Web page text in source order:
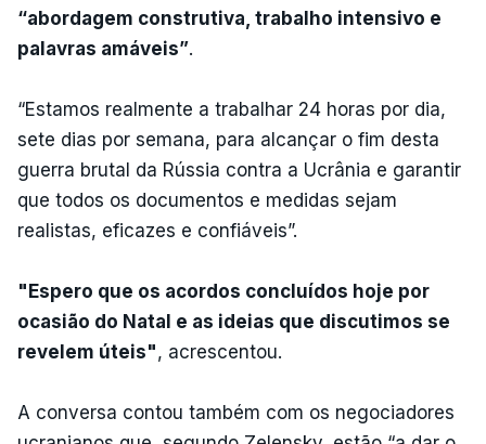
“abordagem construtiva, trabalho intensivo e
palavras amáveis”.
“Estamos realmente a trabalhar 24 horas por dia,
sete dias por semana, para alcançar o fim desta
guerra brutal da Rússia contra a Ucrânia e garantir
que todos os documentos e medidas sejam
realistas, eficazes e confiáveis”.
"Espero que os acordos concluídos hoje por
ocasião do Natal e as ideias que discutimos se
revelem úteis", acrescentou.
A conversa contou também com os negociadores